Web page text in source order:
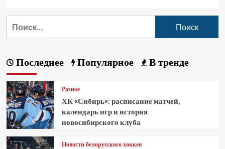
Последнее Популярное В тренде
Разное
ХК «Сибирь»: расписание матчей,
календарь игр и история
новосибирского клуба
Новости белорусского хоккея